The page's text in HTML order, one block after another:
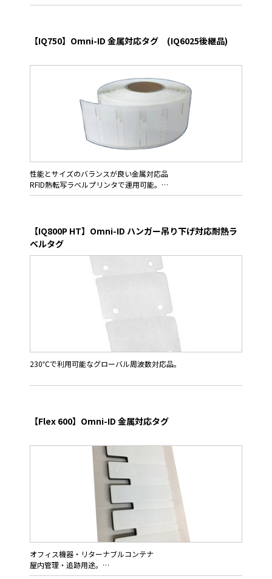
しい薄型金属対応ラベルタグへと進化しました。
ィス/病院での設備管理などへの大量のタグ導入展開に対し、
RFIDプリンタとの組み合わせで、作業効率の高いRFIDインストレ
ーションを可能にします。
【IQ750】Omni-ID 金属対応タグ (IQ6025後継品)
性能とサイズのバランスが良い金属対応品
RFID熱転写ラベルプリンタで運用可能。
比較的大型の対象物への貼り付けを考慮し最大10m（Impinj
R700 FCC32.5dBm）の通信性能を持つIQ750は、ロジスティッ
クス, パイプ製品へのタギング, ITやオフィス/病院での設備管理
などへの大量のタグ導入展開に対し、RFIDプリンタとの組み合わ
せで、作業効率の高いRFIDインストレーションを可能にします。
【IQ800P HT】Omni-ID ハンガー吊り下げ対応耐熱ラ
ベルタグ
230℃で利用可能なグローバル周波数対応品。
Omni-ID社IQ800P HTはラベルタイプのハンガー吊り下げ用途の
高温の乾燥炉工程を含むUHF-RFIDを用いたプロセス管理に御利
用、200℃以下では繰り返し利用が行えます。
RFIDチップにはImpinj M730を採用、全世界で利用可能なグロー
バル仕様（865～928 MHzをカバー）且つ充分な読取通信距離を
【Flex 600】Omni-ID 金属対応タグ
オフィス機器・リターナブルコンテナ
屋内管理・追跡用途。